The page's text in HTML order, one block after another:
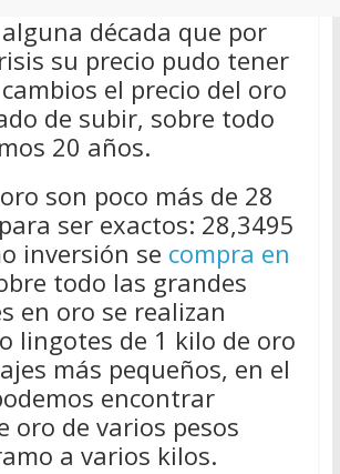
década que por
su precio pudo tener
el precio del oro
de subir, sobre todo
20 años.
son poco más de 28
ser exactos: 28,3495
inversión se compra en
todo las grandes
en oro se realizan
lingotes de 1 kilo de oro
más pequeños, en el
encontrar
oro de varios pesos
a varios kilos.